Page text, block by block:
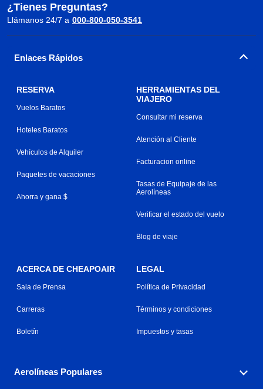
¿Tienes Preguntas?
Llámanos 24/7 a 000-800-050-3541
Enlaces Rápidos
RESERVA
Vuelos Baratos
Hoteles Baratos
Vehículos de Alquiler
Paquetes de vacaciones
Ahorra y gana $
HERRAMIENTAS DEL
VIAJERO
Consultar mi reserva
Atención al Cliente
Facturacion online
Tasas de Equipaje de las
Aerolíneas
Verificar el estado del vuelo
Blog de viaje
ACERCA DE CHEAPOAIR
Sala de Prensa
Carreras
Boletín
LEGAL
Política de Privacidad
Términos y condiciones
Impuestos y tasas
Aerolíneas Populares